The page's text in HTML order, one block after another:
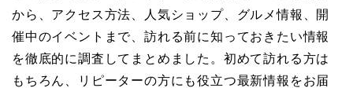
から、アクセス方法、人気ショップ、グルメ情報、開
催中のイベントまで、訪れる前に知っておきたい情報
を徹底的に調査してまとめました。初めて訪れる方は
もちろん、リピーターの方にも役立つ最新情報をお届